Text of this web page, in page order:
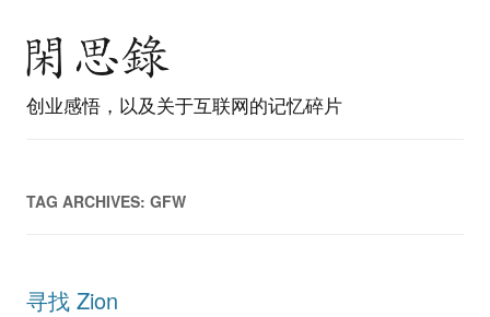
创业感悟，以及关于互联网的记忆碎片
TAG ARCHIVES: GFW
寻找 Zion